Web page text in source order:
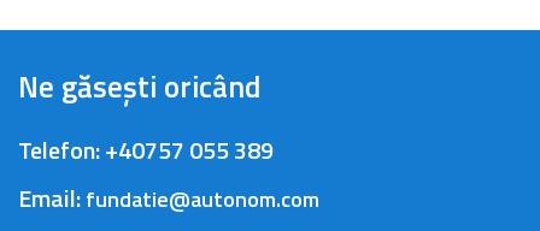
Ne găsești oricând
Telefon:+40757 055 389
Email:fundatie@autonom.com